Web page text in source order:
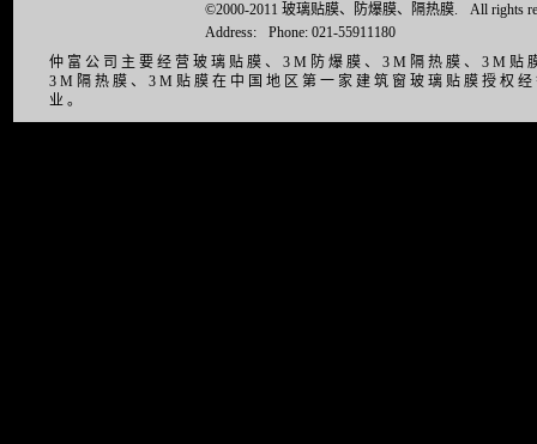
©2000-2011 玻璃贴膜、防爆膜、隔热膜.
All rights
Address:
Phone: 021-55911180
仲富公司主要经营玻璃贴膜、3M防爆膜、3M隔热膜、3M
3M隔热膜、3M贴膜在中国地区第一家建筑窗玻璃贴膜授权
业。